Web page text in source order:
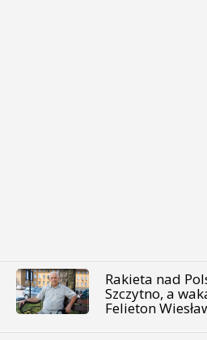
Rakieta nad
Szczytno, a
Felieton